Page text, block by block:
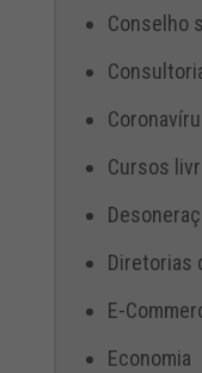
Conselho
Cursos
Diretorias
E-
Economia